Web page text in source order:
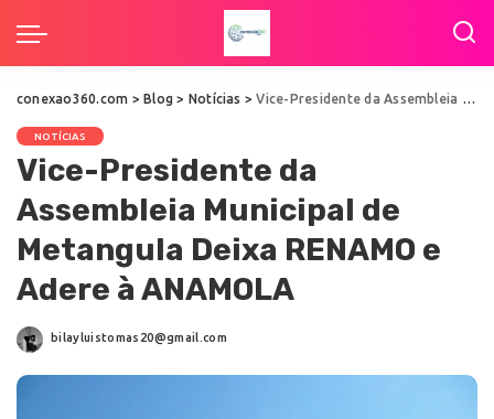
conexao360.com >Blog > Notícias >Vice-Presidente da Assembleia Municipal de Metangula Deixa RENAMO e Adere à ANAMOLA
NOTÍCIAS
Vice-Presidente da
Assembleia Municipal de
Metangula Deixa RENAMO e
Adere à ANAMOLA
bilayluistomas20@gmail.com